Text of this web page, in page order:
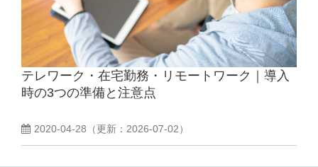
テレワーク・在宅勤務・リモートワーク｜導入
時の3つの準備と注意点
2020-04-28 （更新： 2026-07-02）